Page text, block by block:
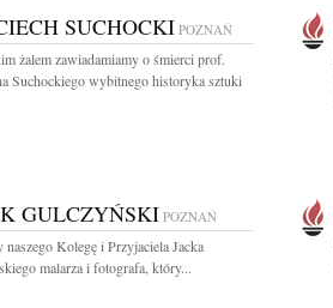
SUCHOCKI POZNAŃ
żalem zawiadamiamy o śmierci prof.
Suchockiego wybitnego historyka sztuki
GULCZYŃSKI POZNAŃ
naszego Kolegę i Przyjaciela Jacka
malarza i fotografa, który...